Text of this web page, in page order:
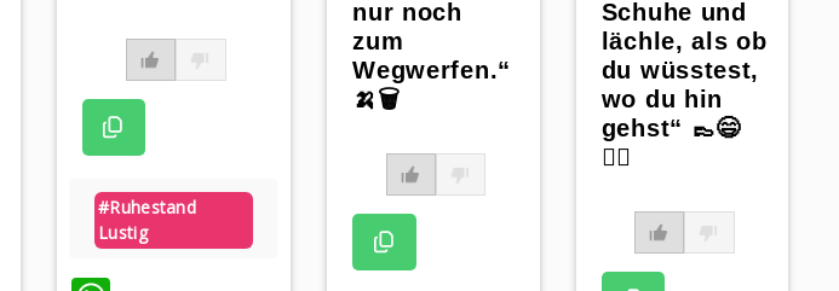
#ruhestand
Lustig
nur noch
zum
Wegwerfen.“
🍌🗑️
Schuhe und
lächle, als ob
du wüsstest,
wo du hin
gehst“ 👞😄
🚶‍♀️